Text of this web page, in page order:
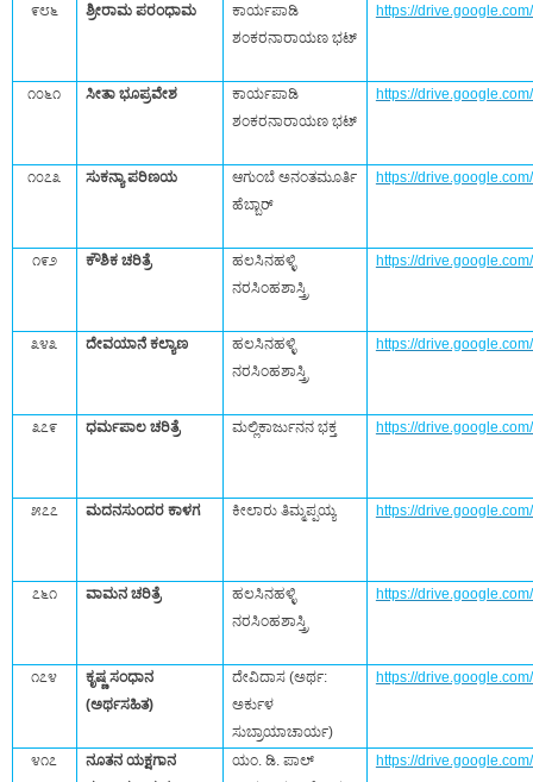
೯೮೬ ಶ್ರೀರಾಮ ಪರಂಧಾಮ
ಕಾರ್ಯಪಾಡಿ
ಶಂಕರನಾರಾಯಣ ಭಟ್‌
https://
೧೦೬೧ ಸೀತಾ ಭೂಪ್ರವೇಶ
ಕಾರ್ಯಪಾಡಿ
ಶಂಕರನಾರಾಯಣ ಭಟ್‌
https://
೧೦೭೩ ಸುಕನ್ಯಾ ಪರಿಣಯ
ಆಗುಂಬೆ ಅನಂತಮೂರ್ತಿ
ಹೆಬ್ಬಾರ್‌
https://
೧೯೨ ಕೌಶಿಕ ಚರಿತ್ರೆ
ಹಲಸಿನಹಳ್ಳಿ
ನರಸಿಂಹಶಾಸ್ತ್ರಿ
https://
೩೪೩ ದೇವಯಾನೆ ಕಲ್ಯಾಣ
ಹಲಸಿನಹಳ್ಳಿ
ನರಸಿಂಹಶಾಸ್ತ್ರಿ
https://
೩೭೯ ಧರ್ಮಪಾಲ ಚರಿತ್ರೆ ಮಲ್ಲಿಕಾರ್ಜುನನ ಭಕ್ತ https://
೫೭೭ ಮದನಸುಂದರ ಕಾಳಗ ಕೀಲಾರು ತಿಮ್ಮಪ್ಪಯ್ಯ https://
೭೬೧ ವಾಮನ ಚರಿತ್ರೆ
ಹಲಸಿನಹಳ್ಳಿ
ನರಸಿಂಹಶಾಸ್ತ್ರಿ
https://
೧೭೪
ಕೃಷ್ಣ ಸಂಧಾನ
(ಅರ್ಥಸಹಿತ)
ದೇವಿದಾಸ (ಅರ್ಥ:
ಅರ್ಕುಳ
ಸುಬ್ರಾಯಾಚಾರ್ಯ)
https://
೪೧೭
ನೂತನ ಯಕ್ಷಗಾನ
ಯಂ. ಡಿ. ಪಾಲ್‌
https://